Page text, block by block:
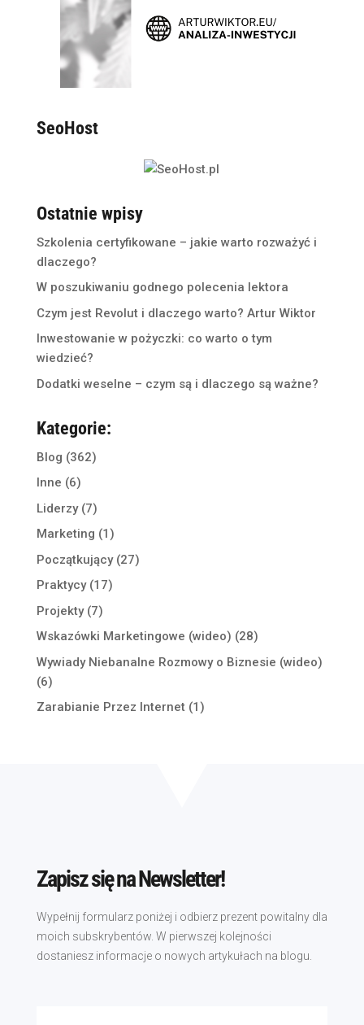
SeoHost
Ostatnie wpisy
Szkolenia certyfikowane – jakie warto rozważyć i
dlaczego?
W poszukiwaniu godnego polecenia lektora
Czym jest Revolut i dlaczego warto? Artur Wiktor
Inwestowanie w pożyczki: co warto o tym
wiedzieć?
Dodatki weselne – czym są i dlaczego są ważne?
Kategorie:
Blog (362)
Inne (6)
Liderzy(7)
Marketing (1)
Początkujący(27)
Praktycy(17)
Projekty(7)
Wskazówki Marketingowe (wideo) (28)
Wywiady Niebanalne Rozmowy o Biznesie (wideo)
(6)
Zarabianie Przez Internet(1)
Zapisz się na Newsletter!
Wypełnij formularz poniżej i odbierz prezent powitalny dla
moich subskrybentów. W pierwszej kolejności
dostaniesz informacje o nowych artykułach na blogu.